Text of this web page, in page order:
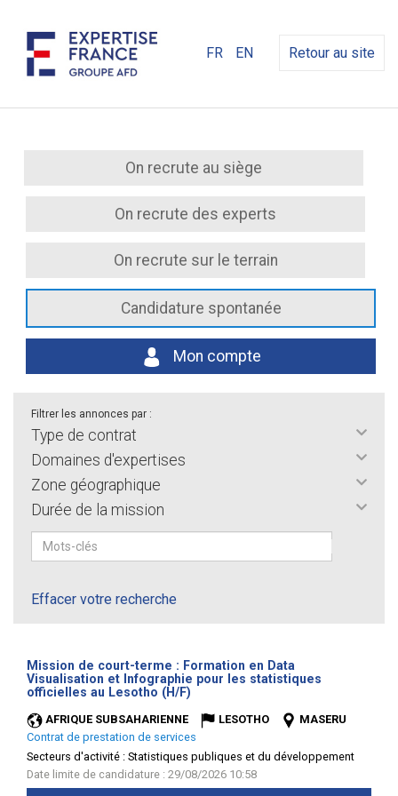
FR EN Retour au site
On recrute au siège
On recrute des experts
On recrute sur le terrain
Candidature spontanée
Mon compte
Filtrer les annonces par :
Type de contrat
Domaines d'expertises
Zone géographique
Durée de la mission
Effacer votre recherche
Mission de court-terme : Formation en Data
Visualisation et Infographie pour les statistiques
officielles au Lesotho (H/F)
AFRIQUE SUBSAHARIENNE LESOTHO
MASERU
Contrat de prestation de services
Secteurs d'activité : Statistiques publiques et du développement
Date limite de candidature : 29/08/2026 10:58